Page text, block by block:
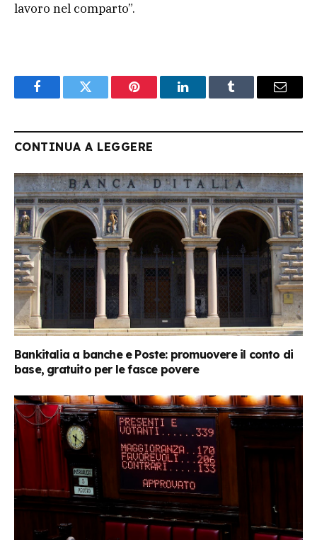
lavoro nel comparto”.
FacebookTwitter Pinterest LinkedInTumblr Email
CONTINUA A LEGGERE
Bankitalia a banche e Poste: promuovere il conto di
base, gratuito per le fasce povere